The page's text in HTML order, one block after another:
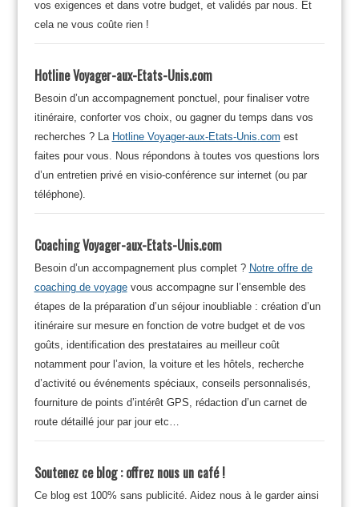
vos exigences et dans votre budget, et validés par nous. Et
cela ne vous coûte rien !
Hotline Voyager-aux-Etats-Unis.com
Besoin d’un accompagnement ponctuel, pour finaliser votre
itinéraire, conforter vos choix, ou gagner du temps dans vos
recherches ? La Hotline Voyager-aux-Etats-Unis.com est
faites pour vous. Nous répondons à toutes vos questions lors
d’un entretien privé en visio-conférence sur internet (ou par
téléphone).
Coaching Voyager-aux-Etats-Unis.com
Besoin d’un accompagnement plus complet ? Notre offre de
coaching de voyagevous accompagne sur l’ensemble des
étapes de la préparation d’un séjour inoubliable : création d’un
itinéraire sur mesure en fonction de votre budget et de vos
goûts, identification des prestataires au meilleur coût
notamment pour l’avion, la voiture et les hôtels, recherche
d’activité ou événements spéciaux, conseils personnalisés,
fourniture de points d’intérêt GPS, rédaction d’un carnet de
route détaillé jour par jour etc…
Soutenez ce blog : offrez nous un café !
Ce blog est 100% sans publicité. Aidez nous à le garder ainsi